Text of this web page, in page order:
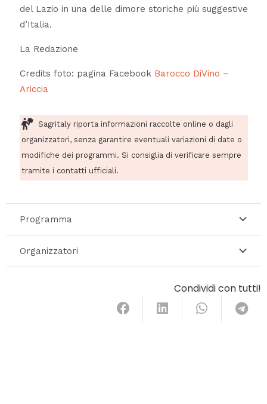
del Lazio in una delle dimore storiche più suggestive
d’Italia.
La Redazione
Credits foto: pagina Facebook Barocco DiVino –
Ariccia
Sagritaly riporta informazioni raccolte online o dagli
organizzatori, senza garantire eventuali variazioni di date o
modifiche dei programmi. Si consiglia di verificare sempre
tramite i contatti ufficiali.
Programma
Organizzatori
Condividi con tutti!